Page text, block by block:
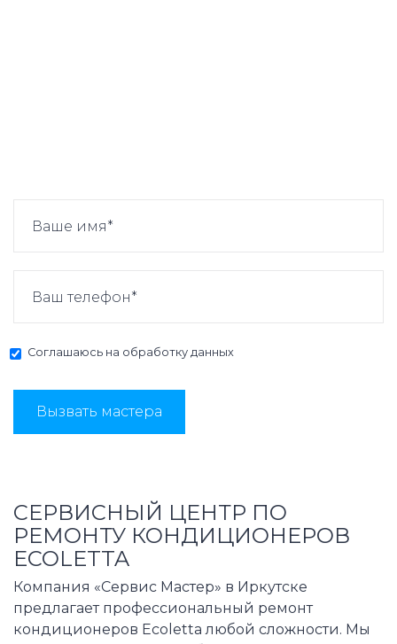
Соглашаюсь на обработку данных
Вызвать мастера
СЕРВИСНЫЙ ЦЕНТР ПО
РЕМОНТУ КОНДИЦИОНЕРОВ
ECOLETTA
Компания «Сервис Мастер» в Иркутске
предлагает профессиональный ремонт
кондиционеров Ecoletta любой сложности. Мы